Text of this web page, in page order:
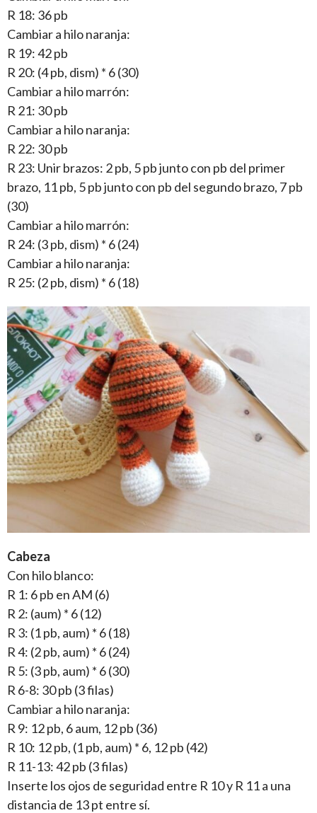
R 18: 36 pb
Cambiar a hilo naranja:
R 19: 42 pb
R 20: (4 pb, dism) * 6 (30)
Cambiar a hilo marrón:
R 21: 30 pb
Cambiar a hilo naranja:
R 22: 30 pb
R 23: Unir brazos: 2 pb, 5 pb junto con pb del primer
brazo, 11 pb, 5 pb junto con pb del segundo brazo, 7 pb
(30)
Cambiar a hilo marrón:
R 24: (3 pb, dism) * 6 (24)
Cambiar a hilo naranja:
R 25: (2 pb, dism) * 6 (18)
Cabeza
Con hilo blanco:
R 1: 6 pb en AM (6)
R 2: (aum) * 6 (12)
R 3: (1 pb, aum) * 6 (18)
R 4: (2 pb, aum) * 6 (24)
R 5: (3 pb, aum) * 6 (30)
R 6-8: 30 pb (3 filas)
Cambiar a hilo naranja:
R 9: 12 pb, 6 aum, 12 pb (36)
R 10: 12 pb, (1 pb, aum) * 6, 12 pb (42)
R 11-13: 42 pb (3 filas)
Inserte los ojos de seguridad entre R 10 y R 11 a una
distancia de 13 pt entre sí.